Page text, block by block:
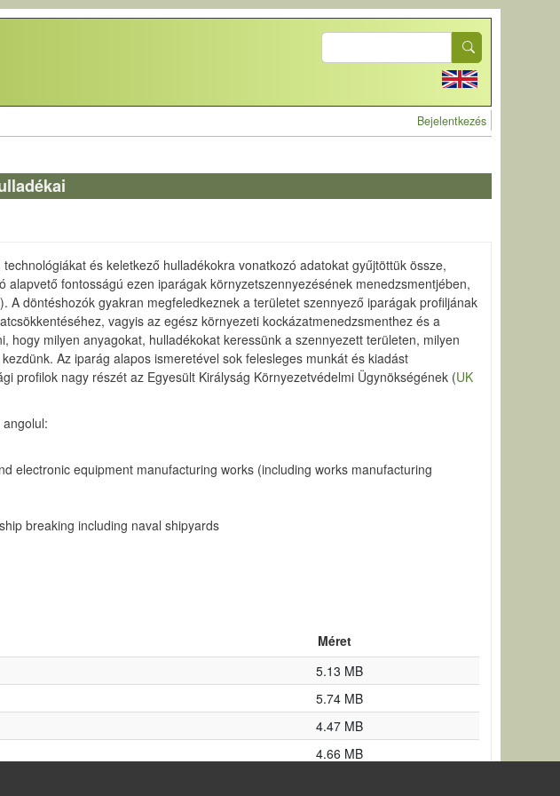
Search
User account
Bejelentkezés
és keletkező hulladékokra vonatkozó adatokat gyűjtöttük össze,
fontosságú ezen iparágak környzetszennyezésének menedzsmentjében,
döntéshozók gyakran megfeledkeznek a területet szennyező iparágak profiljának
vagyis az egész környezeti kockázatmenedzsmenthez és a
milyen anyagokat, hulladékokat keressünk a szennyezett területen, milyen
Az iparág alapos ismeretével sok felesleges munkát és kiadást
profilok nagy részét az Egyesült Királyság Környezetvédelmi Ügynökségének (UK
equipment manufacturing works (including works manufacturing
breaking including naval shipyards
Méret
5.13 MB
5.74 MB
4.47 MB
4.66 MB